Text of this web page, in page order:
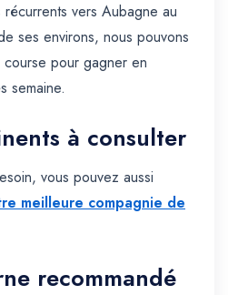
vers Aubagne au
ses environs, nous pouvons
pour gagner en
semaine.
à consulter
vous pouvez aussi
meilleure compagnie de
recommandé